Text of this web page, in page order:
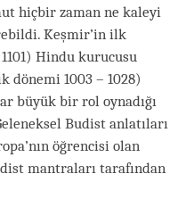
hiçbir zaman ne kaleyi
Keşmir’in ilk
1101) Hindu kurucusu
dönemi 1003 – 1028)
büyük bir rol oynadığı
Budist anlatıları
öğrencisi olan
mantraları tarafından